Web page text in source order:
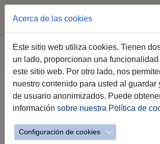
Saltar al contenido principal
Estás aquí:
Jerez.es Webs Municipales
Agenda
Detalle Noticias Agenda 2030
El Ayuntamiento inicia la
anual de plantación de
en el Parque del Retiro
Acerca de las cookies
Este sitio web utiliza cookies. Tienen
un lado, proporcionan una
este sitio web. Por otro lado, nos
nuestro contenido para usted al guardar
de usuario anonimizados. Puede
información sobre nuestra Política de
Configuración de cookies